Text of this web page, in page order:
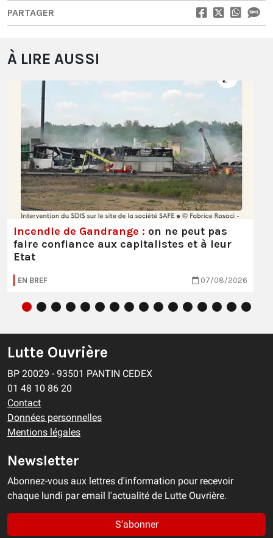
PARTAGER
À LIRE AUSSI
Incendie de Gandrange : on ne peut pas
faire confiance aux capitalistes et à leur
Etat
EN BREF 07/08/2026
Lutte Ouvrière
BP 20029 - 93501 PANTIN CEDEX
01 48 10 86 20
Contact
Données personnelles
Mentions légales
Newsletter
Abonnez-vous aux lettres d'information pour recevoir
chaque lundi par email l'actualité de Lutte Ouvrière.
S'abonner